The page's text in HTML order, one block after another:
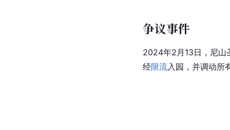
争议事件
2024年2月13日，尼山
经限流入园，并调动所